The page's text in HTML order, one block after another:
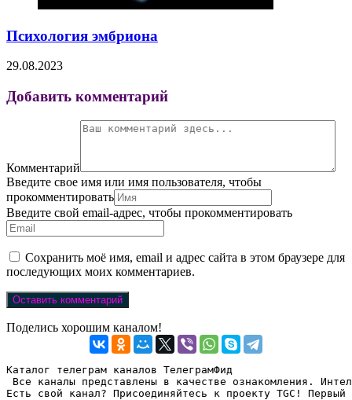
Психология эмбриона
29.08.2023
Добавить комментарий
Комментарий
Введите свое имя или имя пользователя, чтобы
прокомментировать
Введите свой email-адрес, чтобы прокомментировать
Сохранить моё имя, email и адрес сайта в этом браузере для
последующих моих комментариев.
Поделись хорошим каналом!
Каталог телеграм каналов ТелеграмФид
Все каналы представлены в качестве ознакомления.
Есть свой канал? Присоединяйтесь к проекту TGC!